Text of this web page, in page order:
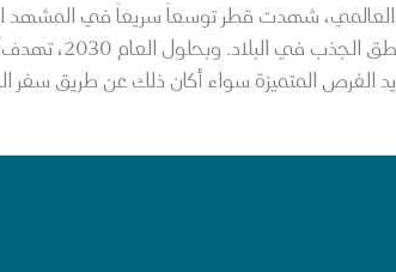
شهدت قطر توسعاً سريعاً في المشهد
المها ودرب
ذات أولوية وتحديد الفرص المتميزة سواء أكان ذلك